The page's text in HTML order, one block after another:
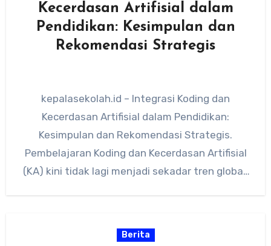
Kecerdasan Artifisial dalam
Pendidikan: Kesimpulan dan
Rekomendasi Strategis
kepalasekolah.id – Integrasi Koding dan
Kecerdasan Artifisial dalam Pendidikan:
Kesimpulan dan Rekomendasi Strategis.
Pembelajaran Koding dan Kecerdasan Artifisial
(KA) kini tidak lagi menjadi sekadar tren global,
Berita